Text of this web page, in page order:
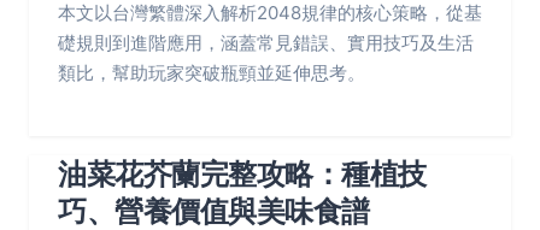
本文以台灣繁體深入解析2048規律的核心策略，從基
礎規則到進階應用，涵蓋常見錯誤、實用技巧及生活
類比，幫助玩家突破瓶頸並延伸思考。
油菜花芥蘭完整攻略：種植技
巧、營養價值與美味食譜